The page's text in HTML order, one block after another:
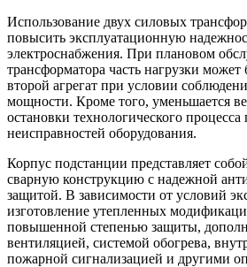
Использование двух силовых
повысить эксплуатационную
электроснабжения. При плановом
трансформатора часть нагрузки может
второй агрегат при условии
мощности. Кроме того, уменьшается
остановки технологического
неисправностей оборудования.
Корпус подстанции представляет
сварную конструкцию с надежной
защитой. В зависимости от условий
изготовление утепленных
повышенной степенью защиты,
вентиляцией, системой обогрева,
пожарной сигнализацией и другими